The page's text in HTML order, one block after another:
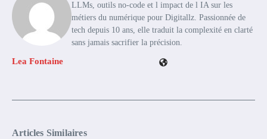
Lea Fontaine
LLMs, outils no-code et l impact de l IA sur les
métiers du numérique pour Digitallz. Passionnée de
tech depuis 10 ans, elle traduit la complexité en clarté
sans jamais sacrifier la précision.
Articles Similaires